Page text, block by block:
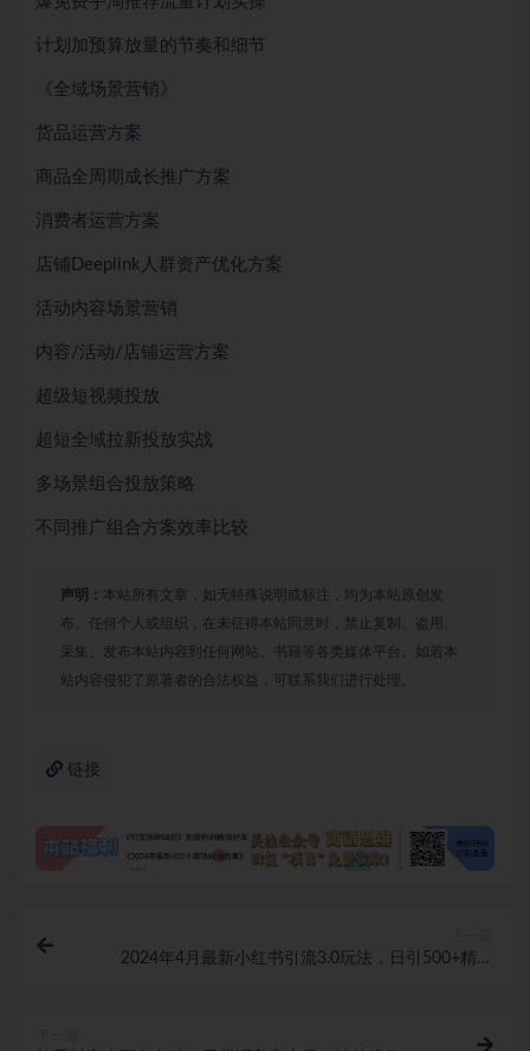
计划加预算放量的节奏和细节
《全域场景营销》
货品运营方案
商品全周期成长推广方案
消费者运营方案
店铺Deeplink人群资产优化方案
活动内容场景营销
内容/活动/店铺运营方案
超级短视频投放
超短全域拉新投放实战
多场景组合投放策略
不同推广组合方案效率比较
声明： 本站所有文章，如无特殊说明或标注，均为本站原创发
布。任何个人或组织，在未征得本站同意时，禁止复制、盗用、
采集、发布本站内容到任何网站、书籍等各类媒体平台。如若本
站内容侵犯了原著者的合法权益，可联系我们进行处理。
链接
2024年4月最新小红书引流3.0玩法，日引500+精准